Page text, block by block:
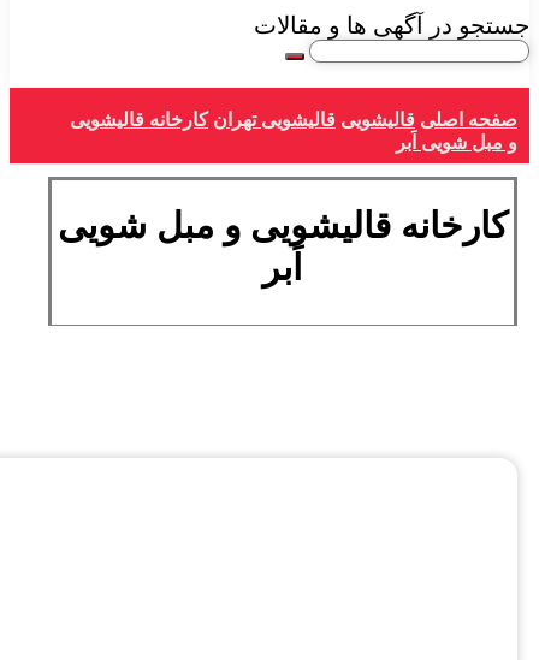
جستجو در آگهی ها و مقالات
صفحه اصلی قالیشویی قالیشویی تهران کارخانه قالیشویی
و مبل شویی اَبر
کارخانه قالیشویی و مبل شویی
اَبر